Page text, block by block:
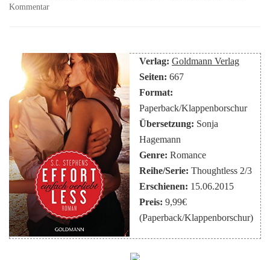
Kommentarzu
–
einfach
verliebt
(Band
2)
von
S.C.
Stephens
Verlag: Goldmann Verlag
Seiten: 667
Format:
Paperback/Klappenborschur
Übersetzung: Sonja
Hagemann
Genre: Romance
Reihe/Serie: Thoughtless 2/3
Erschienen: 15.06.2015
Preis: 9,99€
(Paperback/Klappenborschur)